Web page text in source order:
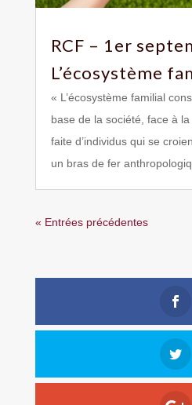
RCF – 1er
L’écosystème
« L’écosystème familial
base de la société, face à
faite d’individus qui se
un bras de fer
« Entrées précédentes